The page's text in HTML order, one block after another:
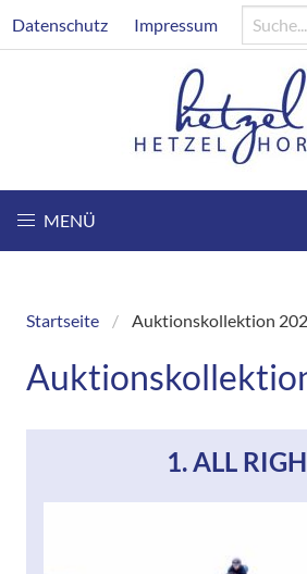
zum
Header
Datenschutz Impressum
MENÜ
Breadcrumb
Startseite Auktionskollektion
1. ALL